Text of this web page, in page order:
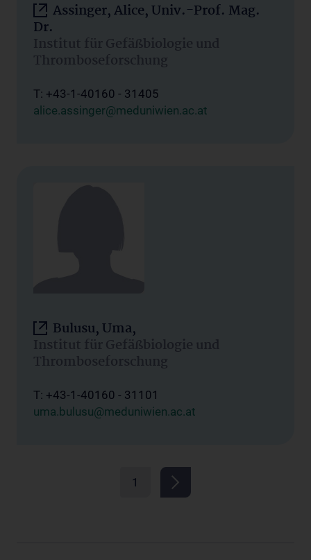
Assinger, Alice, Univ.-Prof. Mag.
Dr.
Institut für Gefäßbiologie und
Thromboseforschung
T: +43-1-40160 - 31405
alice.assinger@meduniwien.ac.at
Bulusu, Uma,
Institut für Gefäßbiologie und
Thromboseforschung
T: +43-1-40160 - 31101
uma.bulusu@meduniwien.ac.at
1